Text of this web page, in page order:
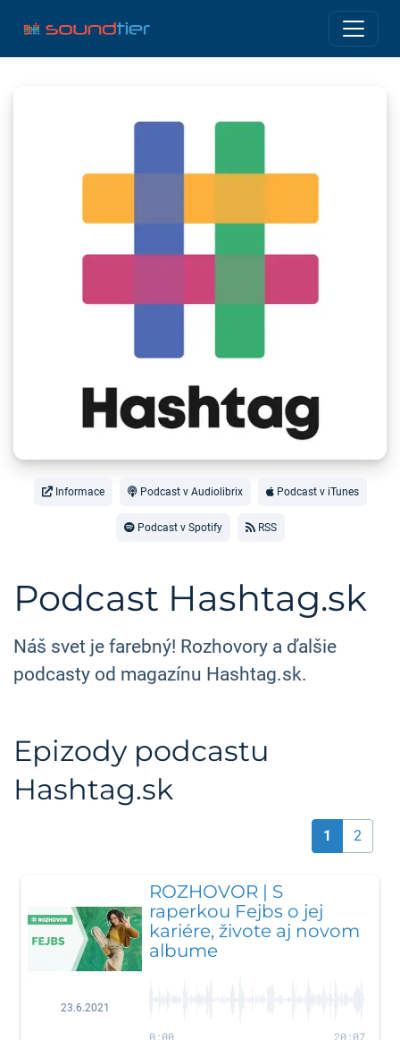
Informace Podcast v Audiolibrix Podcast v iTunes
Podcast v Spotify RSS
Podcast Hashtag.sk
Náš svet je farebný! Rozhovory a ďalšie
podcasty od magazínu Hashtag.sk.
Epizody podcastu
Hashtag.sk
1 2
23.6.2021
ROZHOVOR | S
raperkou Fejbs o jej
kariére, živote aj novom
albume
0:00 20:07